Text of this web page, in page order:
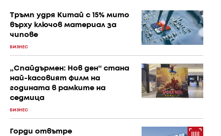
Тръмп удря Китай с 15% мито
върху ключов материал за
чипове
БИЗНЕС
„Спайдърмен: Нов ден“ стана
най-касовият филм на
годината в рамките на
седмица
БИЗНЕС
Горди отвътре